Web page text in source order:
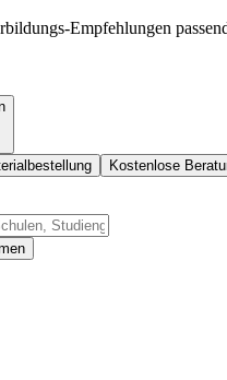
Empfehlungen
Kostenlose